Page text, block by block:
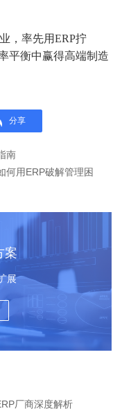
，率先用ERP拧
平衡中赢得高端制造
分享
南
何用ERP破解管理困
案
展
厂商深度解析